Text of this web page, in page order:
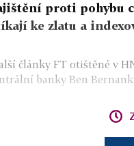
proti pohybu
ke zlatu a
články FT otištěné v
banky Ben